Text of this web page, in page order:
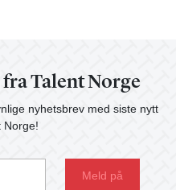
Talent Norge
nyhetsbrev med siste nytt
Norge!